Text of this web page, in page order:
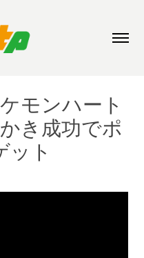
モンハート
き成功でポ
ット